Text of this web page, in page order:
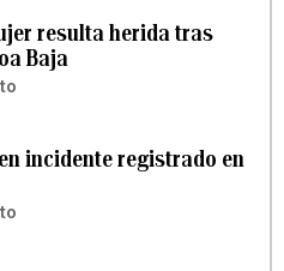
resulta herida tras
Baja
incidente registrado en